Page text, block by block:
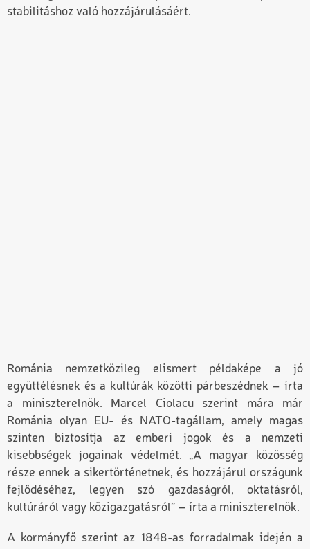
stabilitáshoz való hozzájárulásáért.
Románia nemzetközileg elismert példaképe a jó
együttélésnek és a kultúrák közötti párbeszédnek – írta
a miniszterelnök. Marcel Ciolacu szerint mára már
Románia olyan EU- és NATO-tagállam, amely magas
szinten biztosítja az emberi jogok és a nemzeti
kisebbségek jogainak védelmét. „A magyar közösség
része ennek a sikertörténetnek, és hozzájárul országunk
fejlődéséhez, legyen szó gazdaságról, oktatásról,
kultúráról vagy közigazgatásról” – írta a miniszterelnök.
A kormányfő szerint az 1848-as forradalmak idején a